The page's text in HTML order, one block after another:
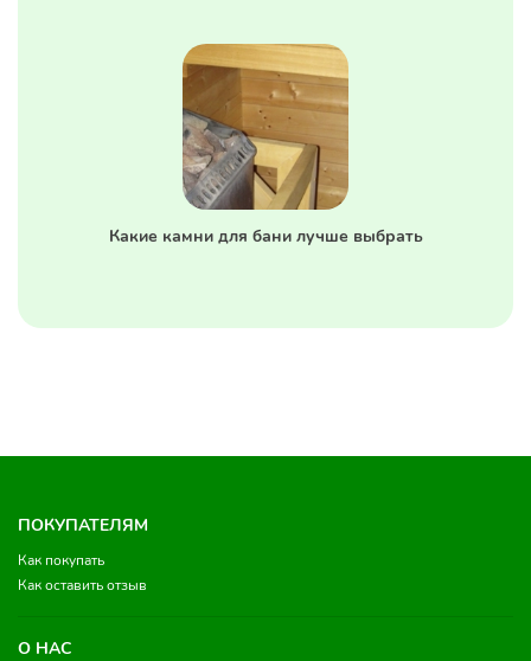
Какие камни для бани лучше выбрать
ПОКУПАТЕЛЯМ
Как покупать
Как оставить отзыв
О НАС